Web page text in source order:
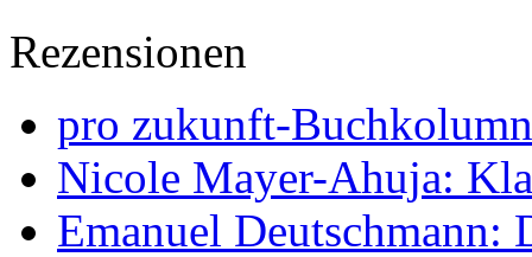
Rezensionen
pro zukunft-
Nicole Mayer-Ahuja:
Emanuel Deutschmann: